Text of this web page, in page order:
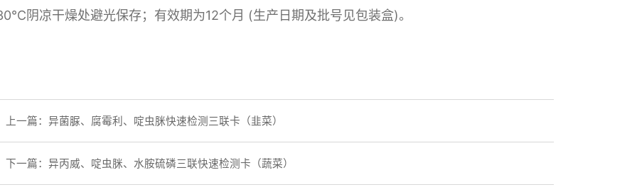
阴凉干燥处避光保存；有效期为12个月 (生产日期及批号见包装盒)。
上一篇：异菌脲、腐霉利、啶虫脒快速检测三联卡（韭菜）
下一篇：异丙威、啶虫脒、水胺硫磷三联快速检测卡（蔬菜）